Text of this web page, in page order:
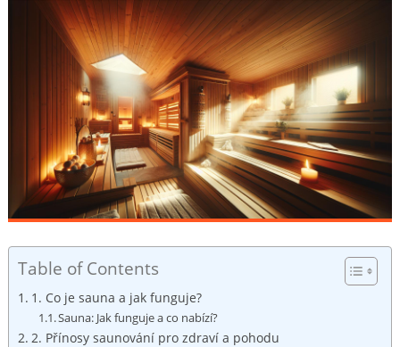
Table of Contents
1. Co je sauna a jak funguje?
Sauna: Jak funguje a co nabízí?
2. Přínosy saunování pro zdraví a pohodu